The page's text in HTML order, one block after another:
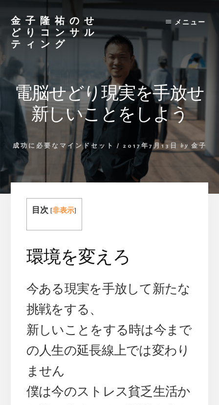
content
金子隆祐のせ
どりコンサル
ティング
メニュー
電脳せどり現実を手放せ
新しいことをしよう
成功に必要なマインドセット / 2017年7月13日 by 金子
目次 [非表示]
環境を変えろ
今ある現実を手放して新たな
挑戦をする、
新しいことをする時は今まで
の人生の延長線上では変わり
ません
僕は今のストレス貧乏生活か